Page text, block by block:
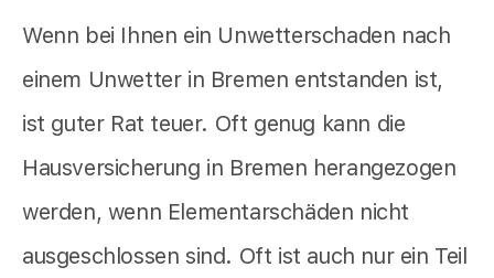
Wenn bei Ihnen ein Unwetterschaden nach
einem Unwetter in Bremen entstanden ist,
ist guter Rat teuer. Oft genug kann die
Hausversicherung in Bremen herangezogen
werden, wenn Elementarschäden nicht
ausgeschlossen sind. Oft ist auch nur ein Teil